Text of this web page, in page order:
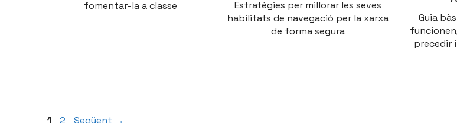
fomentar-la a classe
Estratègies per millorar les seves
habilitats de navegació per la xarxa
de forma segura
Guia
precedir
Pàgina
Pàgina